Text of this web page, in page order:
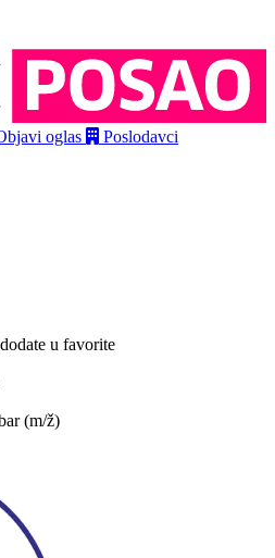
oglas Poslodavci
u favorite
(m/ž)